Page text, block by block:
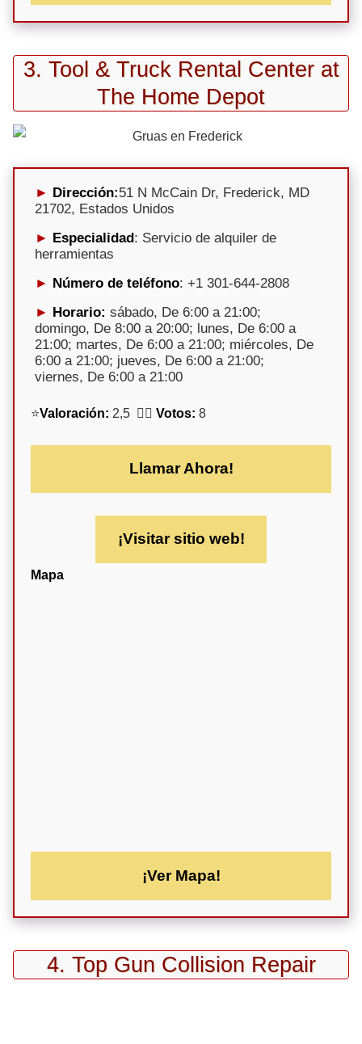
3. Tool & Truck Rental Center at
The Home Depot
Dirección:51 N McCain Dr, Frederick, MD
21702, Estados Unidos
Especialidad: Servicio de alquiler de
herramientas
Número de teléfono: +1 301-644-2808
Horario: sábado, De 6:00 a 21:00;
domingo, De 8:00 a 20:00; lunes, De 6:00 a
21:00; martes, De 6:00 a 21:00; miércoles, De
6:00 a 21:00; jueves, De 6:00 a 21:00;
viernes, De 6:00 a 21:00
⭐Valoración: 2,5 🕵️‍♀️ Votos: 8
Llamar Ahora!
¡Visitar sitio web!
Mapa
¡Ver Mapa!
4. Top Gun Collision Repair